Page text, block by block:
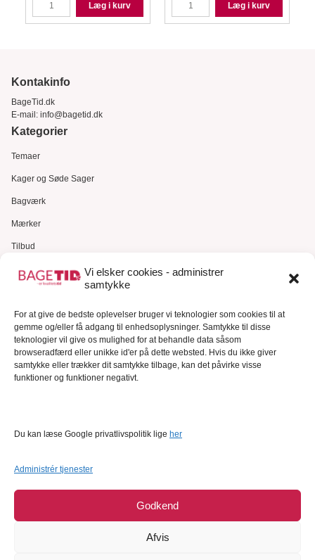
Vi elsker cookies - administrer
samtykke
For at give de bedste oplevelser bruger vi teknologier som cookies til at
gemme og/eller få adgang til enhedsoplysninger. Samtykke til disse
teknologier vil give os mulighed for at behandle data såsom
browseradfærd eller unikke id'er på dette websted. Hvis du ikke giver
samtykke eller trækker dit samtykke tilbage, kan det påvirke visse
funktioner og funktioner negativt.
Du kan læse Google privatlivspolitik lige her
Administrér tjenester
Godkend
Afvis
Læg i kurv Læg i kurv
Kontakinfo
BageTid.dk
E-mail: info@bagetid.dk
Kategorier
Temaer
Kager og Søde Sager
Bagværk
Mærker
Tilbud
Gavekort
Kundeservice
Kundeservice
FAQ – Ofte stillede spørgsmål
Om Bagetid.dk
Se Fødevarestyrelsens smiley-rapporter